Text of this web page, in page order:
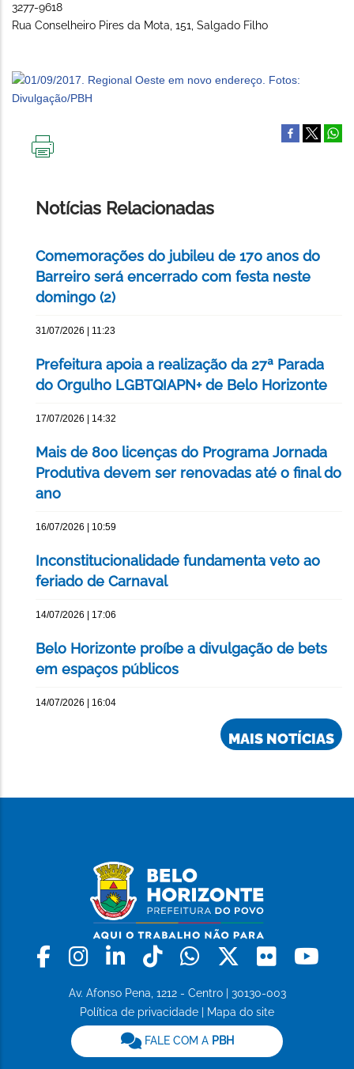
3277-9618
Rua Conselheiro Pires da Mota, 151, Salgado Filho
Notícias Relacionadas
Comemorações do jubileu de 170 anos do
Barreiro será encerrado com festa neste
domingo (2)
31/07/2026 | 11:23
Prefeitura apoia a realização da 27ª Parada
do Orgulho LGBTQIAPN+ de Belo Horizonte
17/07/2026 | 14:32
Mais de 800 licenças do Programa Jornada
Produtiva devem ser renovadas até o final do
ano
16/07/2026 | 10:59
Inconstitucionalidade fundamenta veto ao
feriado de Carnaval
14/07/2026 | 17:06
Belo Horizonte proíbe a divulgação de bets
em espaços públicos
14/07/2026 | 16:04
MAIS NOTÍCIAS
Facebook
Instagram
LinkedinTiktokWhatsapp
X Flickr
Av. Afonso Pena, 1212 - Centro | 30130-003
Política de privacidade
Mapa do site
FALE COM A PBH